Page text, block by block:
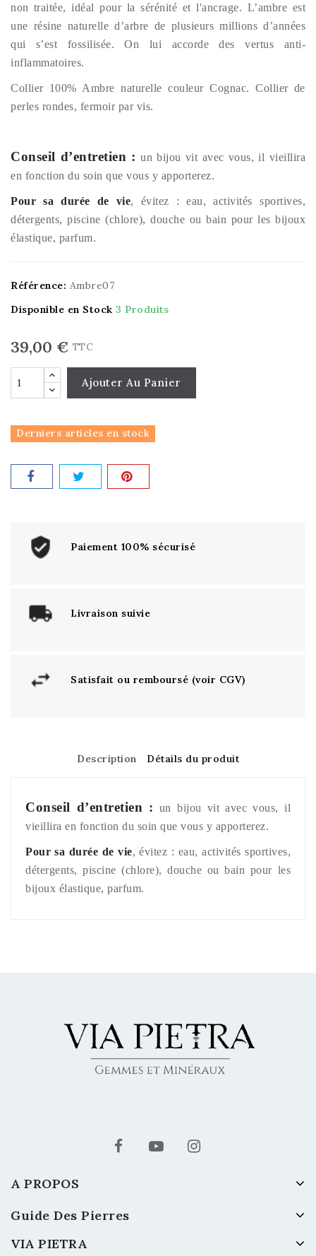
non traitée, idéal pour la sérénité et l'ancrage. L’ambre est
une résine naturelle d’arbre de plusieurs millions d’années
qui s’est fossilisée. On lui accorde des vertus anti-
inflammatoires.
Collier 100% Ambre naturelle couleur Cognac. Collier de
perles rondes, fermoir par vis.
Conseil d’entretien : un bijou vit avec vous, il vieillira
en fonction du soin que vous y apporterez.
Pour sa durée de vie, évitez : eau, activités sportives,
détergents, piscine (chlore), douche ou bain pour les bijoux
élastique, parfum.
Référence: Ambre07
Disponible en Stock 3 Produits
39,00 € TTC
Ajouter Au Panier
Derniers articles en stock
Paiement 100% sécurisé
Livraison suivie
Satisfait ou remboursé (voir CGV)
Description Détails du produit
Conseil d’entretien : un bijou vit avec vous, il
vieillira en fonction du soin que vous y apporterez.
Pour sa durée de vie, évitez : eau, activités sportives,
détergents, piscine (chlore), douche ou bain pour les
bijoux élastique, parfum.
A PROPOS
Guide Des Pierres
VIA PIETRA